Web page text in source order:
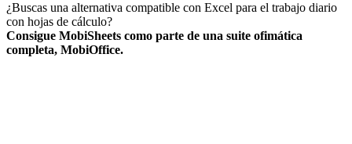
¿Buscas una alternativa compatible con Excel para el trabajo diario
con hojas de cálculo?
Consigue MobiSheets como parte de una suite ofimática
completa, MobiOffice.